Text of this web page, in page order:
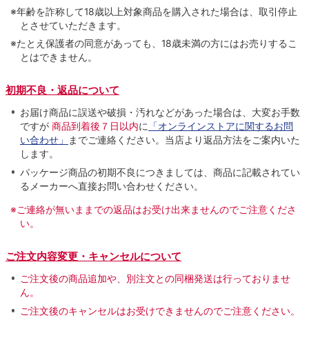
※年齢を詐称して18歳以上対象商品を購入された場合は、取引停止
とさせていただきます。
※たとえ保護者の同意があっても、18歳未満の方にはお売りするこ
とはできません。
初期不良・返品について
お届け商品に誤送や破損・汚れなどがあった場合は、大変お手数
ですが 商品到着後７日以内に 「オンラインストアに関するお問
い合わせ」
までご連絡ください。当店より返品方法をご案内いた
します。
パッケージ商品の初期不良につきましては、商品に記載されてい
るメーカーへ直接お問い合わせください。
※ご連絡が無いままでの返品はお受け出来ませんのでご注意くださ
い。
ご注文内容変更・キャンセルについて
ご注文後の商品追加や、別注文との同梱発送は行っておりませ
ん。
ご注文後のキャンセルはお受けできませんのでご注意ください。